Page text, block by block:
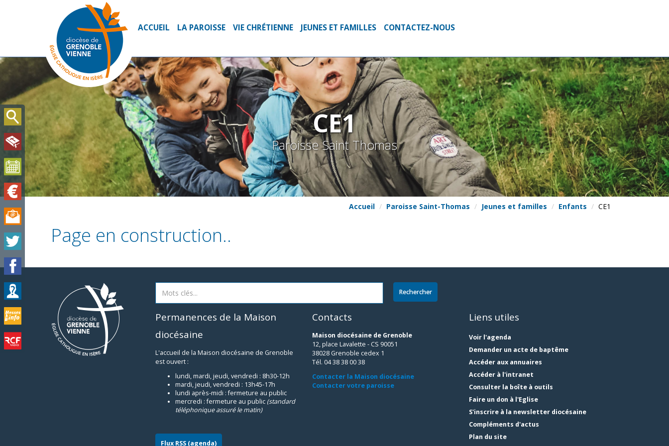
CE1
Paroisse Saint Thomas
Accueil Paroisse Saint-Thomas Jeunes et familles Enfants CE1
Page en construction..
Permanences de la Maison
diocésaine
L'accueil de la Maison diocésaine de Grenoble
est ouvert :
lundi, mardi, jeudi, vendredi : 8h30-12h
mardi, jeudi, vendredi : 13h45-17h
lundi après-midi : fermeture au public
mercredi : fermeture au public (standard
téléphonique assuré le matin)
Flux RSS (agenda)
Contacts
Maison diocésaine de Grenoble
12, place Lavalette - CS 90051
38028 Grenoble cedex 1
Tél. 04 38 38 00 38
Contacter la Maison diocésaine
Contacter votre paroisse
Liens utiles
Voir l'agenda
Demander un acte de baptême
Accéder aux annuaires
Accéder à l'intranet
Consulter la boîte à outils
Faire un don à l'Eglise
S'inscrire à la newsletter diocésaine
Compléments d'actus
Plan du site
ACCUEIL LA PAROISSE VIE CHRÉTIENNE JEUNES ET FAMILLES CONTACTEZ-NOUS